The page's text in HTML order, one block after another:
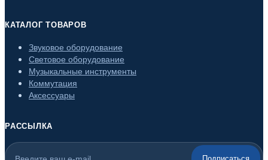
КАТАЛОГ ТОВАРОВ
Звуковое оборудование
Световое оборудование
Музыкальные инструменты
Коммутация
Аксессуары
РАССЫЛКА